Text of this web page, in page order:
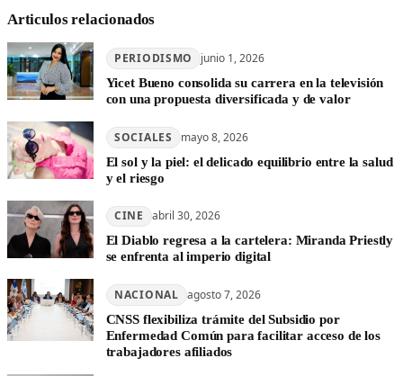
Articulos relacionados
PERIODISMO junio 1, 2026
Yicet Bueno consolida su carrera en la televisión
con una propuesta diversificada y de valor
SOCIALES mayo 8, 2026
El sol y la piel: el delicado equilibrio entre la salud
y el riesgo
CINE abril 30, 2026
El Diablo regresa a la cartelera: Miranda Priestly
se enfrenta al imperio digital
NACIONAL agosto 7, 2026
CNSS flexibiliza trámite del Subsidio por
Enfermedad Común para facilitar acceso de los
trabajadores afiliados